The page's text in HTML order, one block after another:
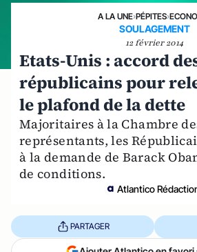
A LA UNE›PÉPITES›
SOULAGEMENT
12 février 2014
Etats-Unis : accord
républicains pour
le plafond de la dette
Majoritaires à la Chambre
représentants, les
à la demande de Barack
de conditions.
Atlantico
PARTAGER